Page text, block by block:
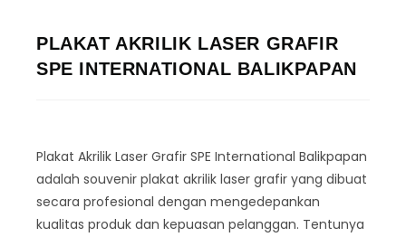
PLAKAT AKRILIK LASER GRAFIR
SPE INTERNATIONAL BALIKPAPAN
Plakat Akrilik Laser Grafir SPE International Balikpapan
adalah souvenir plakat akrilik laser grafir yang dibuat
secara profesional dengan mengedepankan
kualitas produk dan kepuasan pelanggan. Tentunya